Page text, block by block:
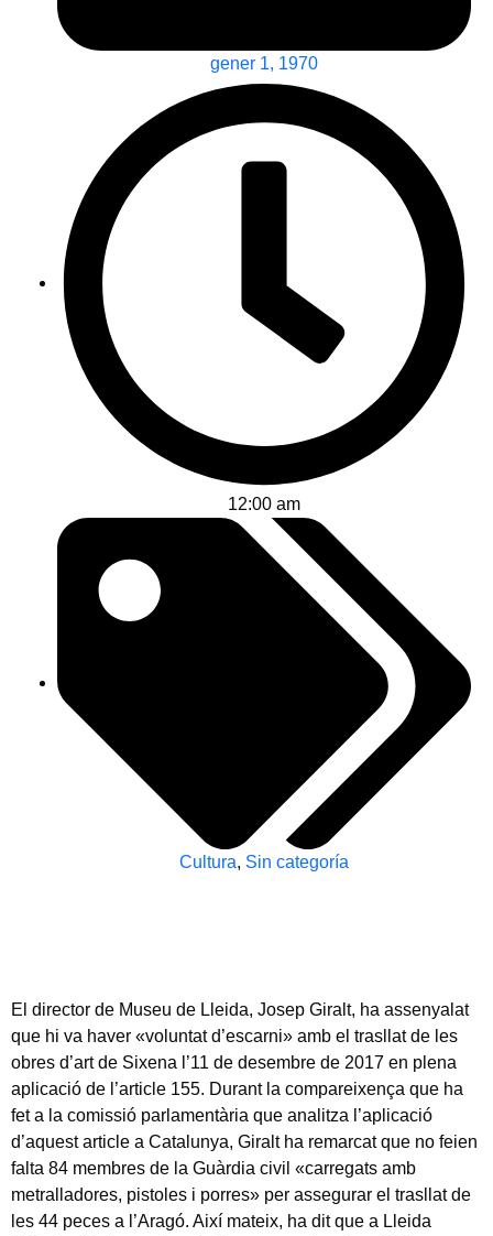
gener 1, 1970
12:00 am
Cultura, Sin categoría
El director de Museu de Lleida, Josep Giralt, ha assenyalat
que hi va haver «voluntat d’escarni» amb el trasllat de les
obres d’art de Sixena l’11 de desembre de 2017 en plena
aplicació de l’article 155. Durant la compareixença que ha
fet a la comissió parlamentària que analitza l’aplicació
d’aquest article a Catalunya, Giralt ha remarcat que no feien
falta 84 membres de la Guàrdia civil «carregats amb
metralladores, pistoles i porres» per assegurar el trasllat de
les 44 peces a l’Aragó. Així mateix, ha dit que a Lleida